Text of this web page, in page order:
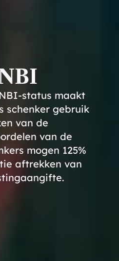
status maakt
schenker gebruik
van de
van de
mogen 125%
aftrekken van